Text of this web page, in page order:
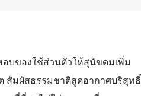
อบของใช้ส่วนตัวให้สุนัขดมเพิ่ม
สัมผัสธรรมชาติสูดอากาศบริสุท